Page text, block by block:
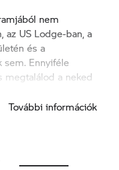
nem
az US Lodge-ban, a
és a
sem. Ennyiféle
megtalálod a neked
További információk